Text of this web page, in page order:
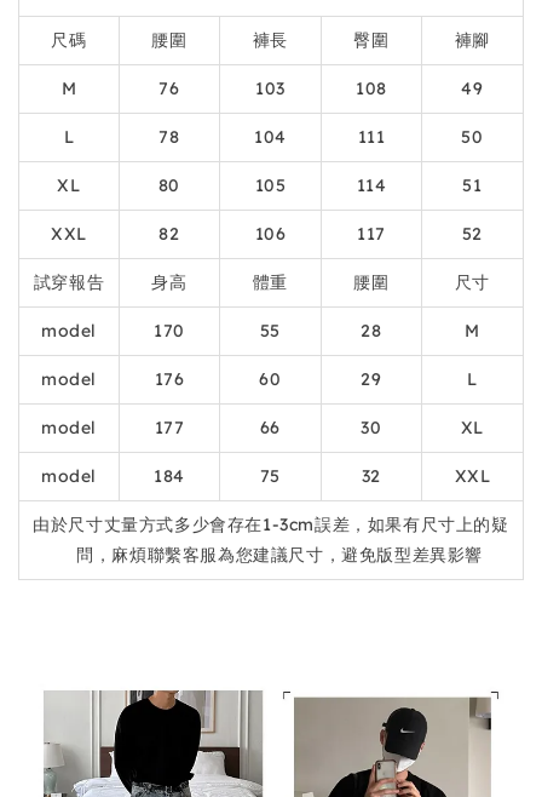
尺碼 腰圍 褲長 臀圍 褲腳
M 76 103 108 49
L 78 104 111 50
XL 80 105 114 51
XXL 82 106 117 52
試穿報告 身高 體重 腰圍 尺寸
model 170 55 28 M
model 176 60 29 L
model 177 66 30 XL
model 184 75 32 XXL
由於尺寸丈量方式多少會存在1-3cm誤差，如果有尺寸上的疑
問，麻煩聯繫客服為您建議尺寸，避免版型差異影響